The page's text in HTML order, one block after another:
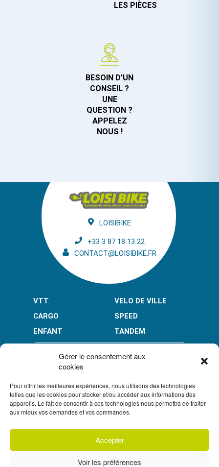
Gérer le consentement aux
cookies
Pour offrir les meilleures expériences, nous utilisons des technologies
telles que les cookies pour stocker et/ou accéder aux informations des
appareils. Le fait de consentir à ces technologies nous permettra de traiter
aux mieux vos demandes et vos commandes.
Accepter
Voir les préférences
LES PIÈCES
BESOIN D’UN
CONSEIL ?
UNE
QUESTION ?
APPELEZ
NOUS !
notre newsletter
LOISIBIKE
+33 3 87 18 13 22
CONTACT@LOISIBIKE.FR
VTT
VELO DE VILLE
CARGO
SPEED
ENFANT
TANDEM
PAIEMENT EN PLUSIEURS FOIS* :
LIMITÉ À 3000 € POUR LE 10X. LIMITÉ À 6000 € POUR LE 3X ET 4X.
CONDITION GÉNÉRALES DE VENTE
POLITIQUE DE CONFIDENTIALITÉ
SOUS RÉSERVE D’ACCEPTATION PAR FLOA. VOUS